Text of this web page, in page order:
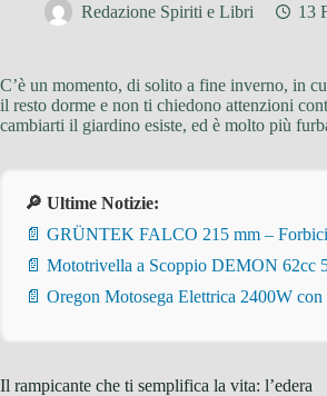
Redazione Spiriti e Libri 13
C’è un momento, di solito a fine inverno, in
il resto dorme e non ti chiedono attenzioni
cambiarti il giardino esiste, ed è molto più
🔎 Ultime Notizie:
📄 GRÜNTEK FALCO 215 mm – Forbici
📄 Mototrivella a Scoppio DEMON 62cc
📄 Oregon Motosega Elettrica 2400W
Il rampicante che ti semplifica la vita: l’edera